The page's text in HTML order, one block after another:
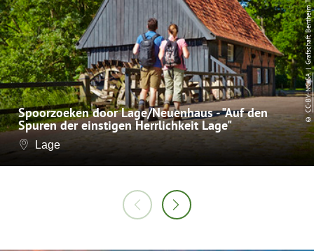
Spoorzoeken door Lage/Neuenhaus - "Auf den
Spuren der einstigen Herrlichkeit Lage"
Lage
©
CC-BY-NC-SA
| Grafschaft Bentheim Tourismus